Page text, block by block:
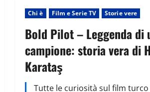
Chi è Film e Serie TV Storie vere
Bold Pilot – Leggenda di
campione: storia vera di
Karataş
Tutte le curiosità sul film turco